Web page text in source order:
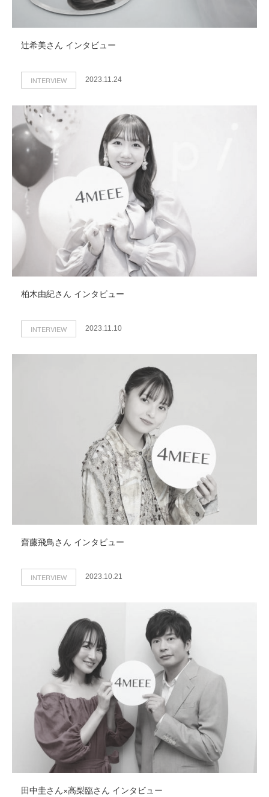
辻󠄀希美さん インタビュー
INTERVIEW 2023.11.24
柏木由紀さん インタビュー
INTERVIEW 2023.11.10
齋藤飛鳥さん インタビュー
INTERVIEW 2023.10.21
田中圭さん×高梨臨さん インタビュー